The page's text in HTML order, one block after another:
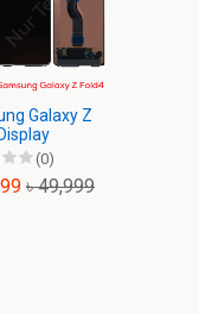
Galaxy Z
(0)
৳ 49,999